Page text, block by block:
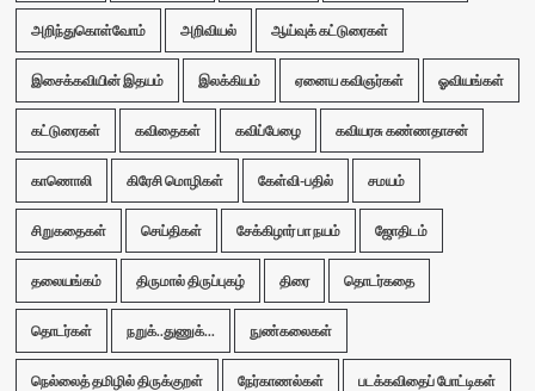
அறிந்துகொள்வோம் அறிவியல் ஆய்வுக் கட்டுரைகள்
இசைக்கவியின் இதயம் இலக்கியம் ஏனைய கவிஞர்கள் ஓவியங்கள்
கட்டுரைகள் கவிதைகள் கவிப்பேழை கவியரசு கண்ணதாசன்
காணொலி கிரேசி மொழிகள் கேள்வி-பதில் சமயம்
சிறுகதைகள் செய்திகள் சேக்கிழார் பா நயம் ஜோதிடம்
தலையங்கம் திருமால் திருப்புகழ் திரை தொடர்கதை
தொடர்கள் நறுக்..துணுக்... நுண்கலைகள்
நெல்லைத் தமிழில் திருக்குறள் நேர்காணல்கள் படக்கவிதைப் போட்டிகள்